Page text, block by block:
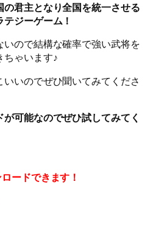
君主となり全国を統一させる
ジーゲーム！
いので結構な確率で強い武将を
ちゃいます♪
いのでぜひ聞いてみてくださ
可能なのでぜひ試してみてく
ードできます！